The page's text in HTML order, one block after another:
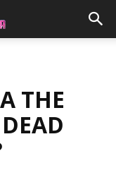
THE